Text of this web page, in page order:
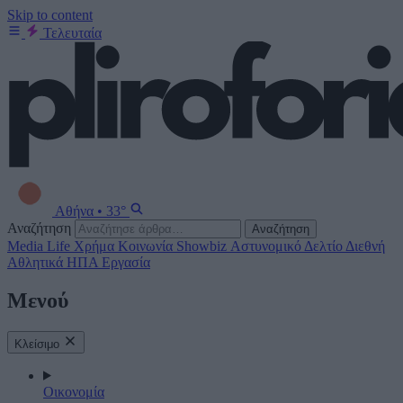
Skip to content
Τελευταία
Αθήνα • 33°
Αναζήτηση
Αναζήτηση
Media Life Χρήμα Κοινωνία Showbiz Αστυνομικό Δελτίο Διεθνή
Αθλητικά ΗΠΑ Εργασία
Μενού
Κλείσιμο
Οικονομία